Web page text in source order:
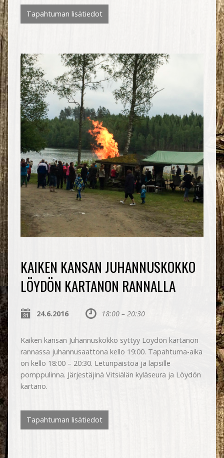
Tapahtuman lisätiedot
KAIKEN KANSAN JUHANNUSKOKKO
LÖYDÖN KARTANON RANNALLA
24.6.2016 18:00 – 20:30
Kaiken kansan Juhannuskokko syttyy Löydön kartanon
rannassa juhannusaattona kello 19:00. Tapahtuma-aika
on kello 18:00 – 20:30. Letunpaistoa ja lapsille
pomppulinna. Järjestäjinä Vitsiälän kyläseura ja Löydön
kartano.
Tapahtuman lisätiedot